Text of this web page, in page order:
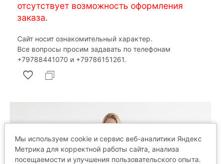
отсутствует возможность оформления
заказа.
Сайт носит ознакомительный характер.
Все вопросы просим задавать по телефонам
‎+79788441070 и ‎+79786151261.
Мы используем cookie и сервис веб-аналитики Яндекс
Метрика для корректной работы сайта, анализа
посещаемости и улучшения пользовательского опыта.